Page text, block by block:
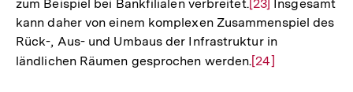
der
Fußnote
Link:
ländlichen Raum in diesem Dossier. Auch mobile
Angebote sind sowohl im Lebensmittelhandel als auch
zum Beispiel bei Bankfilialen verbreitet.Zur
Auflösung
[23]Insgesamt
kann daher von einem komplexen Zusammenspiel des